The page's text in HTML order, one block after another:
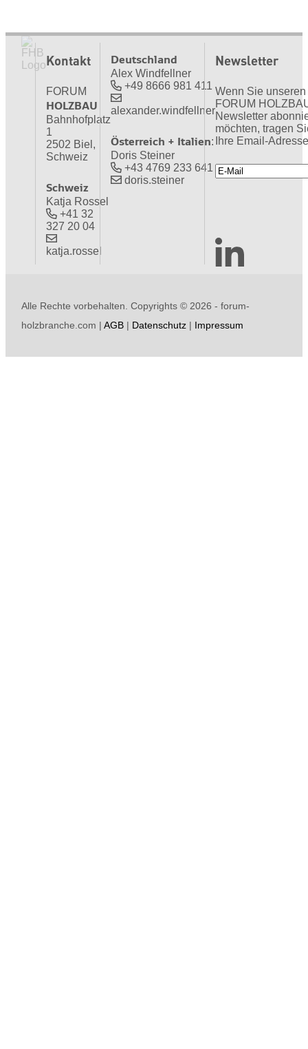
Kontakt
FORUM
HOLZBAU
Bahnhofplatz
1
2502 Biel,
Schweiz
Schweiz
Katja Rossel
+41 32
327 20 04
katja.rossel
Deutschland
Alex Windfellner
+49 8666 981 411
alexander.windfellner
Österreich + Italien:
Doris Steiner
+43 4769 233 641
doris.steiner
Newsletter
Wenn Sie unseren
FORUM
Newsletter
möchten, tragen
Ihre Email-
Alle Rechte vorbehalten. Copyrights © 2026 - forum-
holzbranche.com |AGB | Datenschutz | Impressum